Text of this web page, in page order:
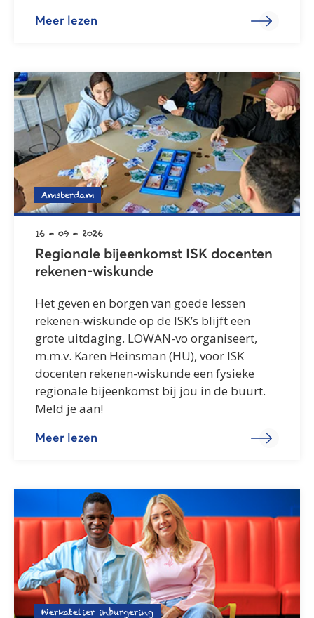
Meer lezen
Amsterdam
16 - 09 - 2026
Regionale bijeenkomst ISK docenten
rekenen-wiskunde
Het geven en borgen van goede lessen
rekenen-wiskunde op de ISK’s blijft een
grote uitdaging. LOWAN-vo organiseert,
m.m.v. Karen Heinsman (HU), voor ISK
docenten rekenen-wiskunde een fysieke
regionale bijeenkomst bij jou in de buurt.
Meld je aan!
Meer lezen
Werkatelier inburgering